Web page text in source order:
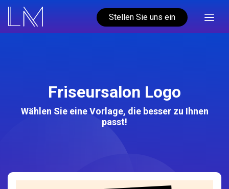
Stellen Sie uns ein
Friseursalon Logo
Wählen Sie eine Vorlage, die besser zu Ihnen
passt!